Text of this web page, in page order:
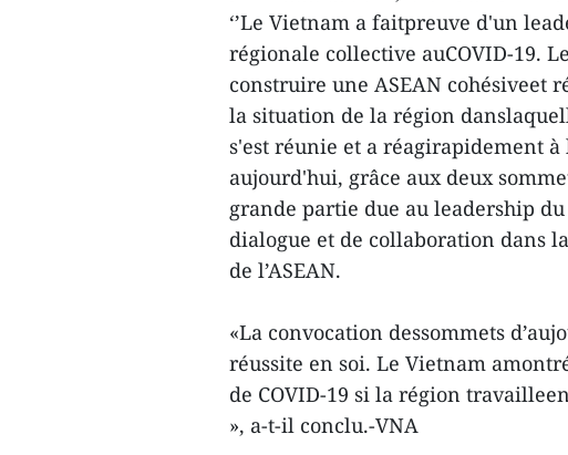
‘’Le Vietnam a faitpreuve d'un
régionale collective auCOVID-19.
construire une ASEAN cohésiveet
la situation de la région
s'est réunie et a réagirapidement
aujourd'hui, grâce aux deux
grande partie due au leadership
dialogue et de collaboration dans
de l’ASEAN.
«La convocation dessommets
réussite en soi. Le Vietnam
de COVID-19 si la région
», a-t-il conclu.-VNA